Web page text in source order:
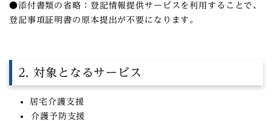
●添付書類の省略：登記情報提供サービスを利用することで、
登記事項証明書の原本提出が不要になります。
2. 対象となるサービス
居宅介護支援
介護予防支援